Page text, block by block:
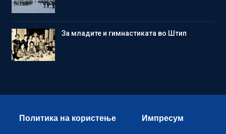
Зa младите и гимнастиката во Штип
Политика на користење Импресум